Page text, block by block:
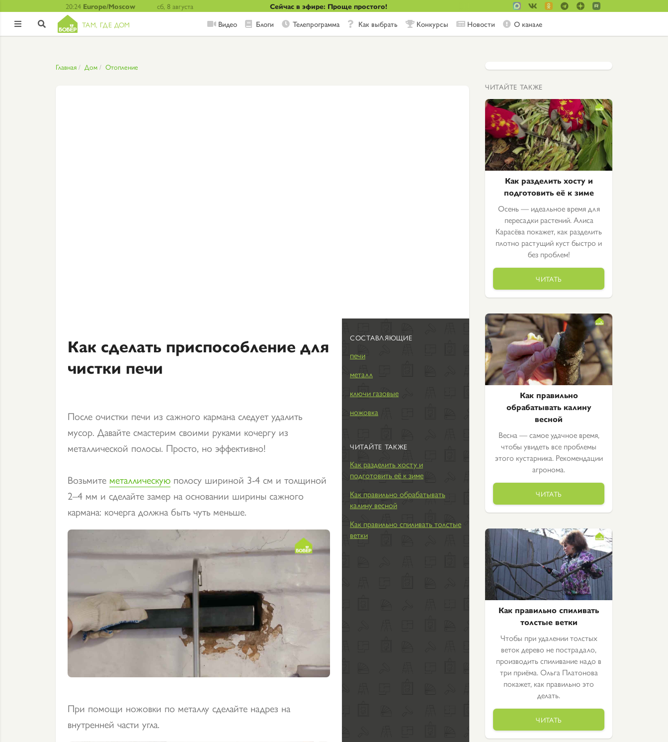
20:24 Europe/Moscow сб, 8 августа Сейчас в эфире: Проще простого!
  ТАМ, ГДЕ ДОМ Видео Блоги Телепрограмма Как выбрать Конкурсы Новости О канале
Главная Дом Отопление
Как сделать приспособление для
чистки печи
После очистки печи из сажного кармана следует удалить
мусор. Давайте смастерим своими руками кочергу из
металлической полосы. Просто, но эффективно!
Возьмите металлическую полосу шириной 3-4 см и толщиной
2–4 мм и сделайте замер на основании ширины сажного
кармана: кочерга должна быть чуть меньше.
При помощи ножовки по металлу сделайте надрез на
внутренней части угла.
СОСТАВЛЯЮЩИЕ
печи
металл
ключи газовые
ножовка
ЧИТАЙТЕ ТАКЖЕ
Как разделить хосту и
подготовить её к зиме
Как правильно обрабатывать
калину весной
Как правильно спиливать толстые
ветки
ЧИТАЙТЕ ТАКЖЕ
Как разделить хосту и
подготовить её к зиме
Осень — идеальное время для
пересадки растений. Алиса
Карасёва покажет, как разделить
плотно растущий куст быстро и
без проблем!
ЧИТАТЬ
Как правильно
обрабатывать калину
весной
Весна — самое удачное время,
чтобы увидеть все проблемы
этого кустарника. Рекомендации
агронома.
ЧИТАТЬ
Как правильно спиливать
толстые ветки
Чтобы при удалении толстых
веток дерево не пострадало,
производить спиливание надо в
три приёма. Ольга Платонова
покажет, как правильно это
делать.
ЧИТАТЬ